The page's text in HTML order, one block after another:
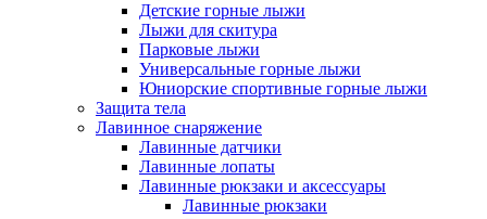
Детские горные лыжи
Лыжи для скитура
Парковые лыжи
Универсальные горные лыжи
Юниорские спортивные горные лыжи
Защита тела
Лавинное снаряжение
Лавинные датчики
Лавинные лопаты
Лавинные рюкзаки и аксессуары
Лавинные рюкзаки